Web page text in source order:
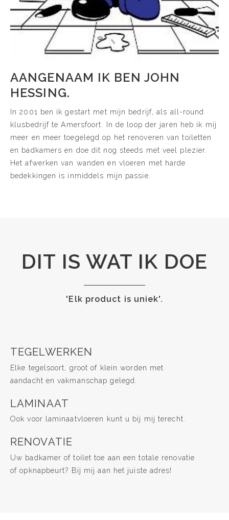
AANGENAAM IK BEN JOHN
HESSING.
In 2001 ben ik gestart met mijn bedrijf, als all-round
klusbedrijf te Amersfoort. In de loop der jaren heb ik mij
meer en meer toegelegd op het renoveren van toiletten
en badkamers en doe dit nog steeds met veel plezier.
Het afwerken van wanden en vloeren met harde
bedekkingen is inmiddels mijn passie.
DIT IS WAT IK DOE
'Elk product is uniek'.
TEGELWERKEN
Elke tegelsoort, groot of klein worden met
aandacht en vakmanschap gelegd.
LAMINAAT
Ook voor laminaatvloeren kunt u bij mij terecht.
RENOVATIE
Uw badkamer of toilet toe aan een totale renovatie
of opknapbeurt? Bij mij aan het juiste adres!